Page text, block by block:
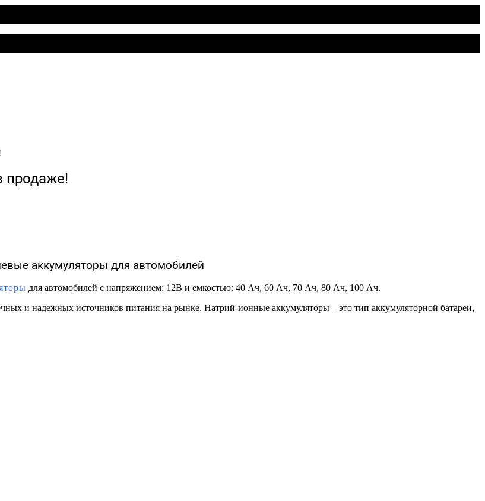
продаже!
аккумуляторы для автомобилей
для автомобилей с напряжением: 12В и емкостью: 40 Ач, 60 Ач, 70 Ач, 80 Ач, 100 Ач.
и надежных источников питания на рынке. Натрий-ионные аккумуляторы – это тип аккумуляторной батареи,